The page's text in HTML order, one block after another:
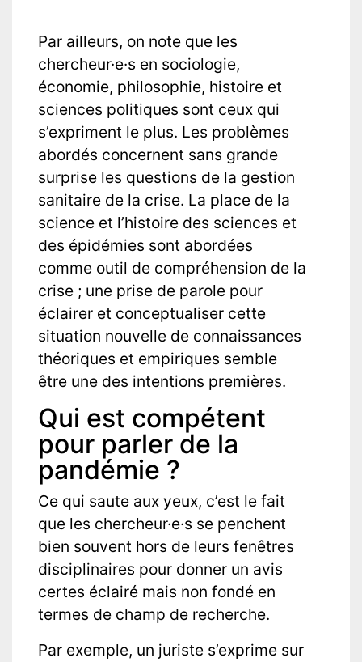
Par ailleurs, on note que les
chercheur·e·s en sociologie,
économie, philosophie, histoire et
sciences politiques sont ceux qui
s’expriment le plus. Les problèmes
abordés concernent sans grande
surprise les questions de la gestion
sanitaire de la crise. La place de la
science et l’histoire des sciences et
des épidémies sont abordées
comme outil de compréhension de la
crise ; une prise de parole pour
éclairer et conceptualiser cette
situation nouvelle de connaissances
théoriques et empiriques semble
être une des intentions premières.
Qui est compétent
pour parler de la
pandémie ?
Ce qui saute aux yeux, c’est le fait
que les chercheur·e·s se penchent
bien souvent hors de leurs fenêtres
disciplinaires pour donner un avis
certes éclairé mais non fondé en
termes de champ de recherche.
Par exemple, un juriste s’exprime sur